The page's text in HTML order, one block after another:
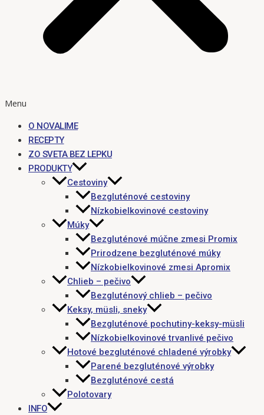
Menu
O NOVALIME
RECEPTY
ZO SVETA BEZ LEPKU
PRODUKTY
Cestoviny
Bezgluténové cestoviny
Nízkobielkovinové cestoviny
Múky
Bezgluténové múčne zmesi Promix
Prirodzene bezgluténové múky
Nízkobielkovinové zmesi Apromix
Chlieb – pečivo
Bezgluténový chlieb – pečivo
Keksy, müsli, sneky
Bezgluténové pochutiny-keksy-müsli
Nízkobielkovinové trvanlivé pečivo
Hotové bezgluténové chladené výrobky
Parené bezgluténové výrobky
Bezgluténové cestá
Polotovary
INFO